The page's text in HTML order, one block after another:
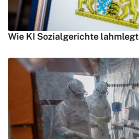
Wie KI Sozialgerichte lahmlegt